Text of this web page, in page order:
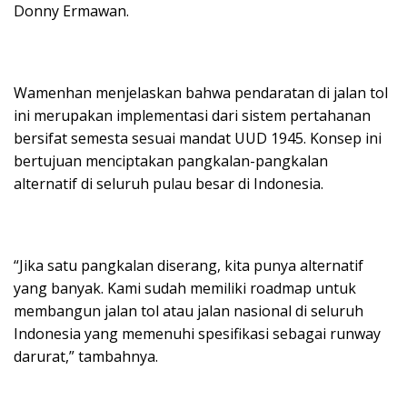
Donny Ermawan.
Wamenhan menjelaskan bahwa pendaratan di jalan tol
ini merupakan implementasi dari sistem pertahanan
bersifat semesta sesuai mandat UUD 1945. Konsep ini
bertujuan menciptakan pangkalan-pangkalan
alternatif di seluruh pulau besar di Indonesia.
“Jika satu pangkalan diserang, kita punya alternatif
yang banyak. Kami sudah memiliki roadmap untuk
membangun jalan tol atau jalan nasional di seluruh
Indonesia yang memenuhi spesifikasi sebagai runway
darurat,” tambahnya.